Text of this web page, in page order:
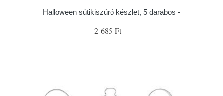
Halloween sütikiszúró készlet, 5 darabos -
2 685 Ft